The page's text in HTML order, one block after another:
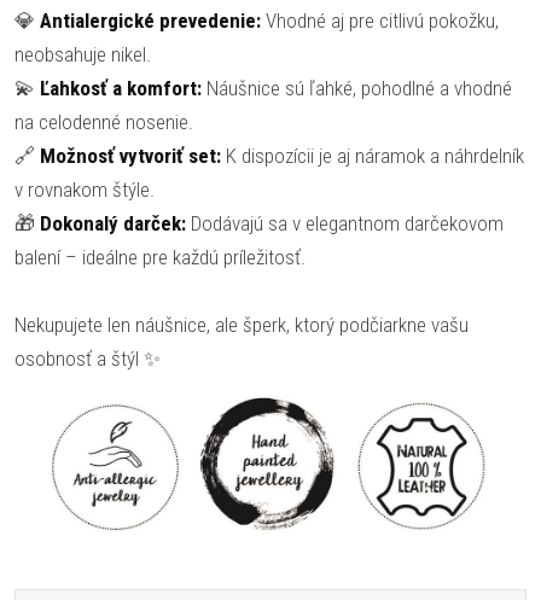
💎 Antialergické prevedenie: Vhodné aj pre citlivú pokožku,
neobsahuje nikel.
💫 Ľahkosť a komfort: Náušnice sú ľahké, pohodlné a vhodné
na celodenné nosenie.
🔗 Možnosť vytvoriť set: K dispozícii je aj náramok a náhrdelník
v rovnakom štýle.
🎁 Dokonalý darček: Dodávajú sa v elegantnom darčekovom
balení – ideálne pre každú príležitosť.
Nekupujete len náušnice, ale šperk, ktorý podčiarkne vašu
osobnosť a štýl ✨